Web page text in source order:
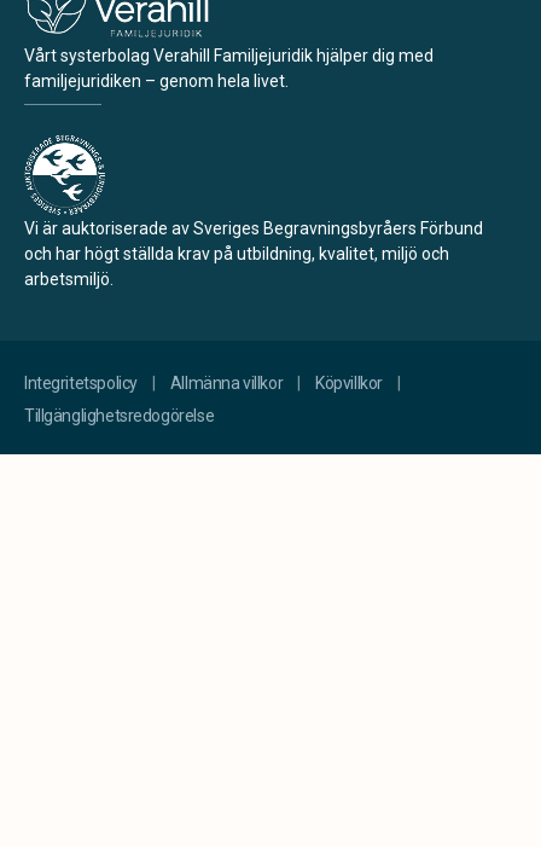
Vårt systerbolag Verahill Familjejuridik hjälper dig med
familjejuridiken – genom hela livet.
Vi är auktoriserade av Sveriges Begravningsbyråers Förbund
och har högt ställda krav på utbildning, kvalitet, miljö och
arbetsmiljö.
Integritetspolicy Allmänna villkor
Köpvillkor
Tillgänglighetsredogörelse